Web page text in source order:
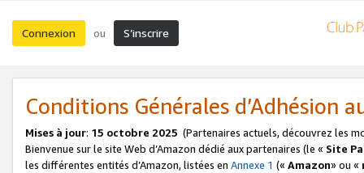
Connexion ou S’inscrire
Conditions Générales d’Adhésion
Mises à jour: 15 octobre 2025 (Partenaires actuels, découvrez les
Bienvenue sur le site Web d’Amazon dédié aux partenaires (le « Site
les différentes entités d’Amazon, listées en Annexe 1 (« Amazon» ou «